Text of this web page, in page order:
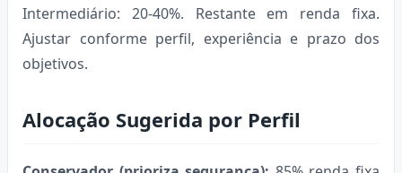
Intermediário: 20-40%. Restante em renda fixa.
Ajustar conforme perfil, experiência e prazo dos
objetivos.
Alocação Sugerida por Perfil